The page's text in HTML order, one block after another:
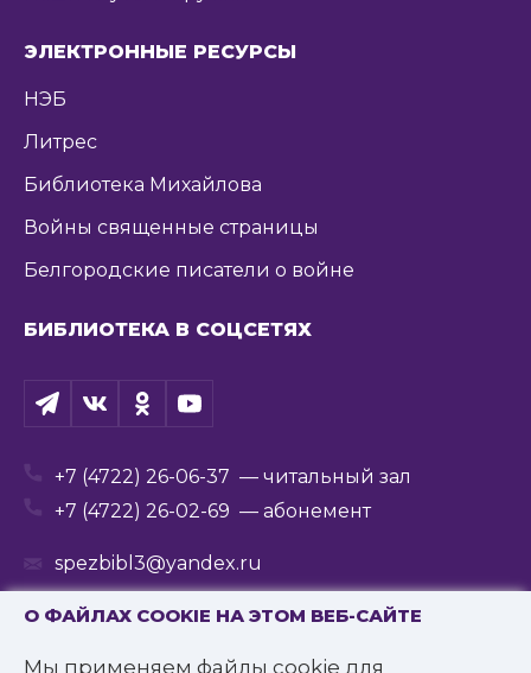
О ФАЙЛАХ COOKIE НА ЭТОМ ВЕБ-САЙТЕ
Мы применяем файлы cookie для
ЭЛЕКТРОННЫЕ РЕСУРСЫ
НЭБ
Литрес
Библиотека Михайлова
Войны священные страницы
Белгородские писатели о войне
БИБЛИОТЕКА В СОЦСЕТЯХ
+7 (4722) 26-06-37 — читальный зал
+7 (4722) 26-02-69 — абонемент
spezbibl3@yandex.ru